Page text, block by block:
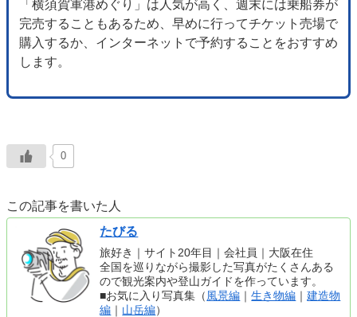
「横須賀軍港めぐり」は人気が高く、週末には乗船券が
完売することもあるため、早めに行ってチケット売場で
購入するか、インターネットで予約することをおすすめ
します。
0
この記事を書いた人
たびる
旅好き｜サイト20年目｜会社員｜大阪在住
全国を巡りながら撮影した写真がたくさんある
ので観光案内や登山ガイドを作っています。
■お気に入り写真集（ 風景編 ｜生き物編 ｜建造物
編 ｜ 山岳編）